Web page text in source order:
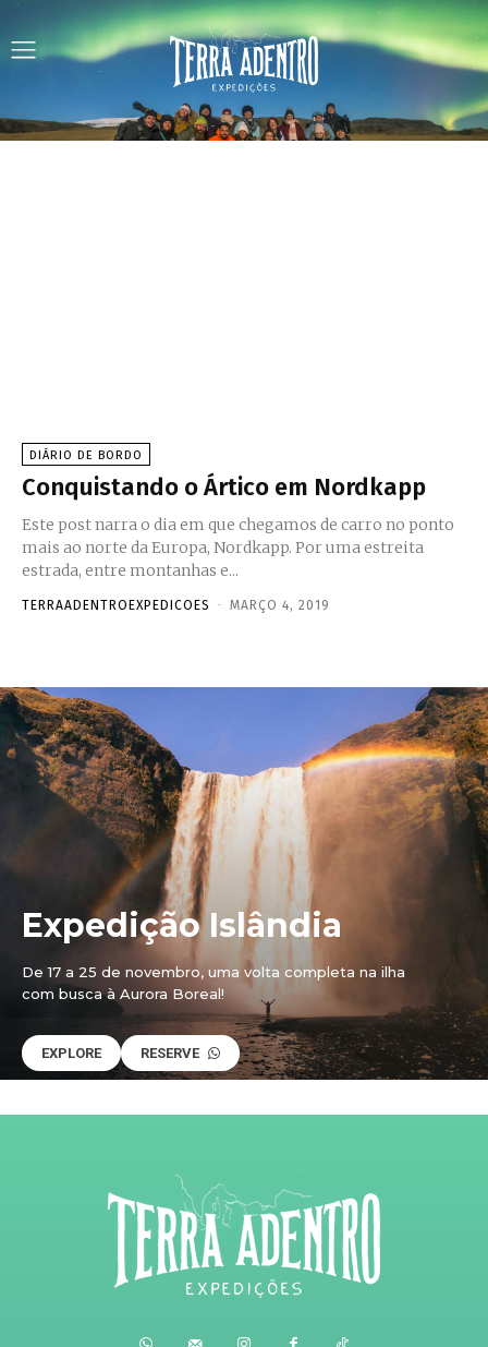
DIÁRIO DE BORDO
Conquistando o Ártico em Nordkapp
Este post narra o dia em que chegamos de carro no ponto
mais ao norte da Europa, Nordkapp. Por uma estreita
estrada, entre montanhas e...
TERRAADENTROEXPEDICOES - MARÇO 4, 2019
Expedição Islândia
De 17 a 25 de novembro, uma volta completa na ilha
com busca à Aurora Boreal!
EXPLORE RESERVE